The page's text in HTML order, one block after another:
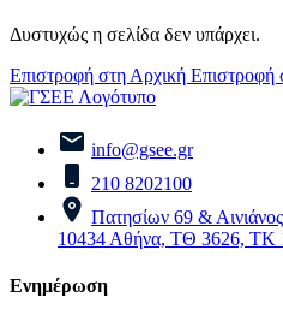
Δυστυχώς η σελίδα δεν υπάρχει.
Επιστροφή στη Αρχική Επιστροφή
info@gsee.gr
210 8202100
Πατησίων 69 &
10434 Αθήνα, ΤΘ 3626, ΤΚ
Ενημέρωση